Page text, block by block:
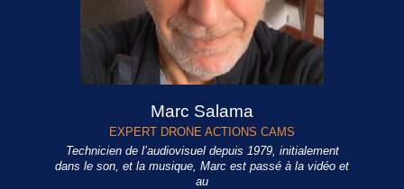
Marc Salama
EXPERT DRONE ACTIONS CAMS
Technicien de l’audiovisuel depuis 1979, initialement
dans le son, et la musique, Marc est passé à la vidéo et
au